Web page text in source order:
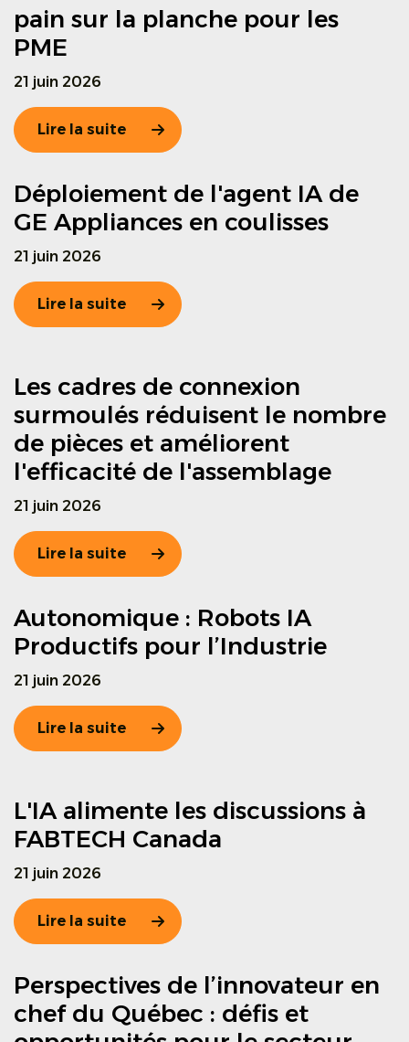
pain sur la planche pour les
PME
21 juin 2026
Lire la suite
Déploiement de l'agent IA de
GE Appliances en coulisses
21 juin 2026
Lire la suite
Les cadres de connexion
surmoulés réduisent le nombre
de pièces et améliorent
l'efficacité de l'assemblage
21 juin 2026
Lire la suite
Autonomique : Robots IA
Productifs pour l’Industrie
21 juin 2026
Lire la suite
L'IA alimente les discussions à
FABTECH Canada
21 juin 2026
Lire la suite
Perspectives de l’innovateur en
chef du Québec : défis et